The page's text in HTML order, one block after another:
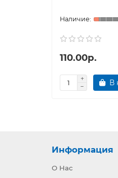
110.00р.
В
Информация
О Нас